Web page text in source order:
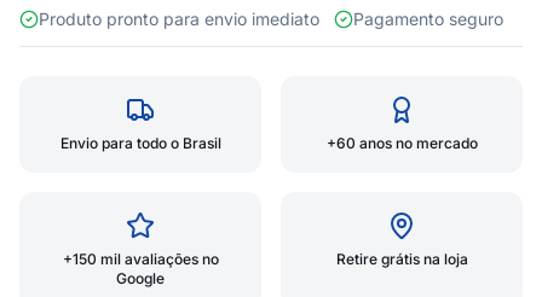
Produto pronto para envio imediato
Pagamento seguro
Envio para todo o Brasil +60 anos no mercado
+150 mil avaliações no
Google
Retire grátis na loja